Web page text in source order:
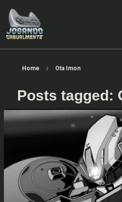
Home Ota Imon
Posts tagged: